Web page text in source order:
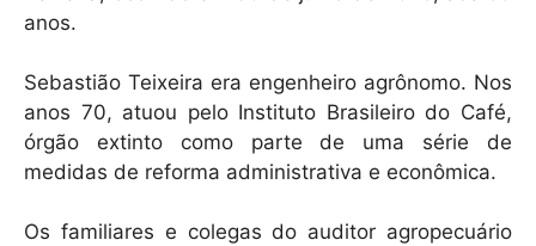
k
anos.
Sebastião Teixeira era engenheiro agrônomo. Nos
anos 70, atuou pelo Instituto Brasileiro do Café,
órgão extinto como parte de uma série de
medidas de reforma administrativa e econômica.
Os familiares e colegas do auditor agropecuário